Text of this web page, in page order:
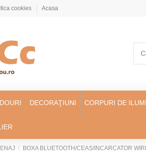
cookies Acasa
DECORAŢIUNI CORPURI DE
BOXA BLUETOOTH/CEAS/INCARCATOR